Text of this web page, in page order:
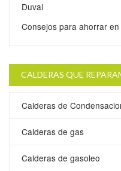
Duval
Consejos para ahorrar
CALDERAS QUE
Calderas de
Calderas de gas
Calderas de gasoleo